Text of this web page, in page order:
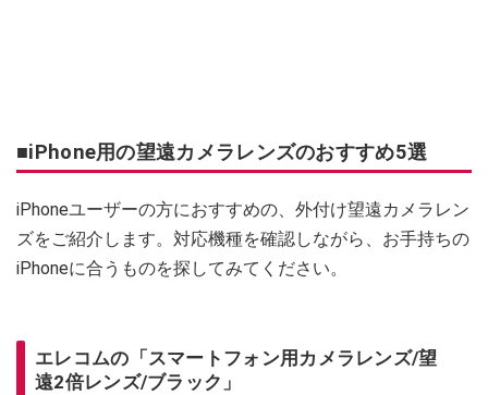
■iPhone用の望遠カメラレンズのおすすめ5選
iPhoneユーザーの方におすすめの、外付け望遠カメラレン
ズをご紹介します。対応機種を確認しながら、お手持ちの
iPhoneに合うものを探してみてください。
エレコムの「スマートフォン用カメラレンズ/望
遠2倍レンズ/ブラック」